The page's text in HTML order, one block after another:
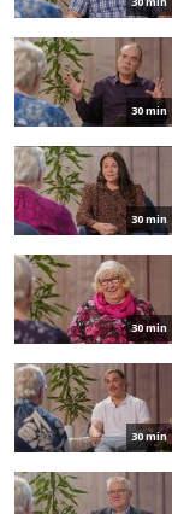
30 min
30 min
30 min
30 min